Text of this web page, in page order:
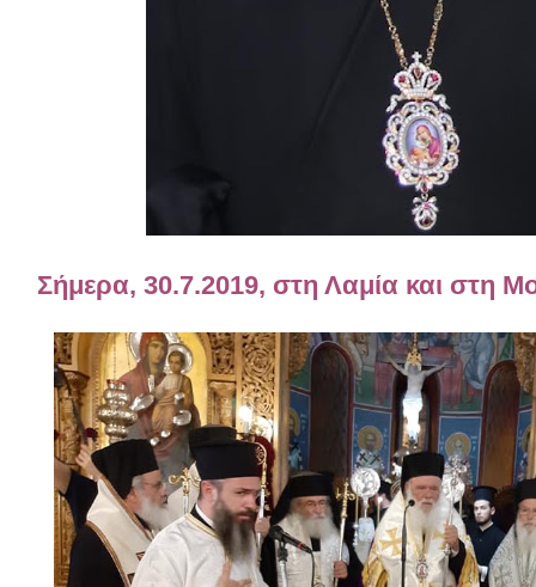
Σήμερα, 30.7.2019, στη Λαμία και στη